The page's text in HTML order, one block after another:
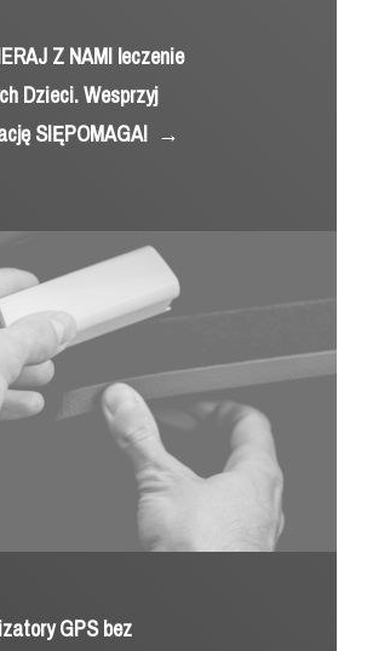
Z NAMI leczenie
Dzieci. Wesprzyj
SIĘPOMAGA! →
GPS bez